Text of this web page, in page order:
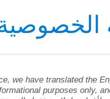
we have translated the